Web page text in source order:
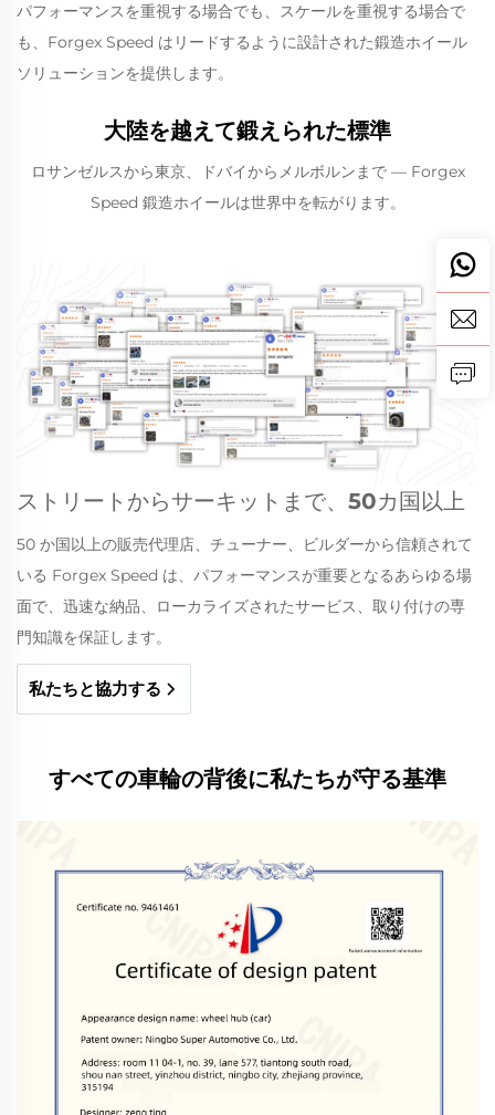
パフォーマンスを重視する場合でも、スケールを重視する場合で
も、Forgex Speed はリードするように設計された鍛造ホイール
ソリューションを提供します。
大陸を越えて鍛えられた標準
ロサンゼルスから東京、ドバイからメルボルンまで — Forgex
Speed 鍛造ホイールは世界中を転がります。
ストリートからサーキットまで、50カ国以上
50 か国以上の販売代理店、チューナー、ビルダーから信頼されて
いる Forgex Speed は、パフォーマンスが重要となるあらゆる場
面で、迅速な納品、ローカライズされたサービス、取り付けの専
門知識を保証します。
私たちと協力する
すべての車輪の背後に私たちが守る基準